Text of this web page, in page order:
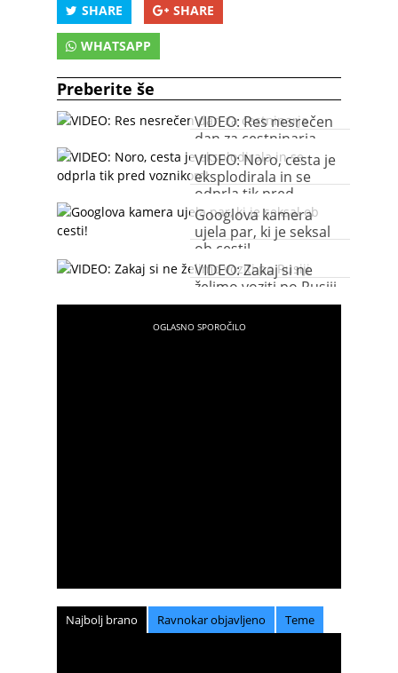
SHARE SHARE
WHATSAPP
Preberite še
VIDEO: Res nesrečen
dan za cestninarja
VIDEO: Noro, cesta je
eksplodirala in se
odprla tik pred
voznikom!
Googlova kamera
ujela par, ki je seksal
ob cesti!
VIDEO: Zakaj si ne
želimo voziti po Rusiji
Najbolj brano Ravnokar objavljeno Teme